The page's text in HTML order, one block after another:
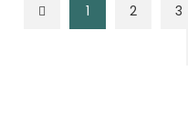
1 2 3